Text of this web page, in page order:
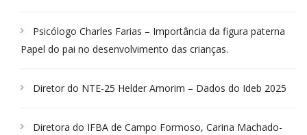
Psicólogo Charles Farias – Importância da figura paterna
Papel do pai no desenvolvimento das crianças.
Diretor do NTE-25 Helder Amorim – Dados do Ideb 2025
Diretora do IFBA de Campo Formoso, Carina Machado-